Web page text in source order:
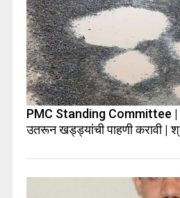
PMC Standing Committee |
उतरून खड्ड्यांची पाहणी करावी |